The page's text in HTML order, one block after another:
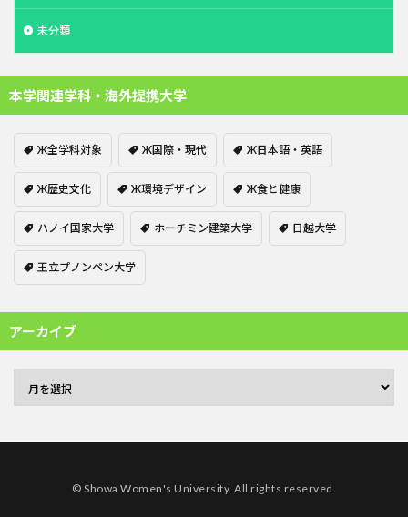
未分類
本学関連学科・海外提携大学
Ж全学科対象 Ж国際・現代 Ж日本語・英語
Ж歴史文化 Ж環境デザイン Ж食と健康
ハノイ国家大学 ホーチミン建築大学 日越大学
王立プノンペン大学
アーカイブ
© Showa Women's University. All rights reserved.